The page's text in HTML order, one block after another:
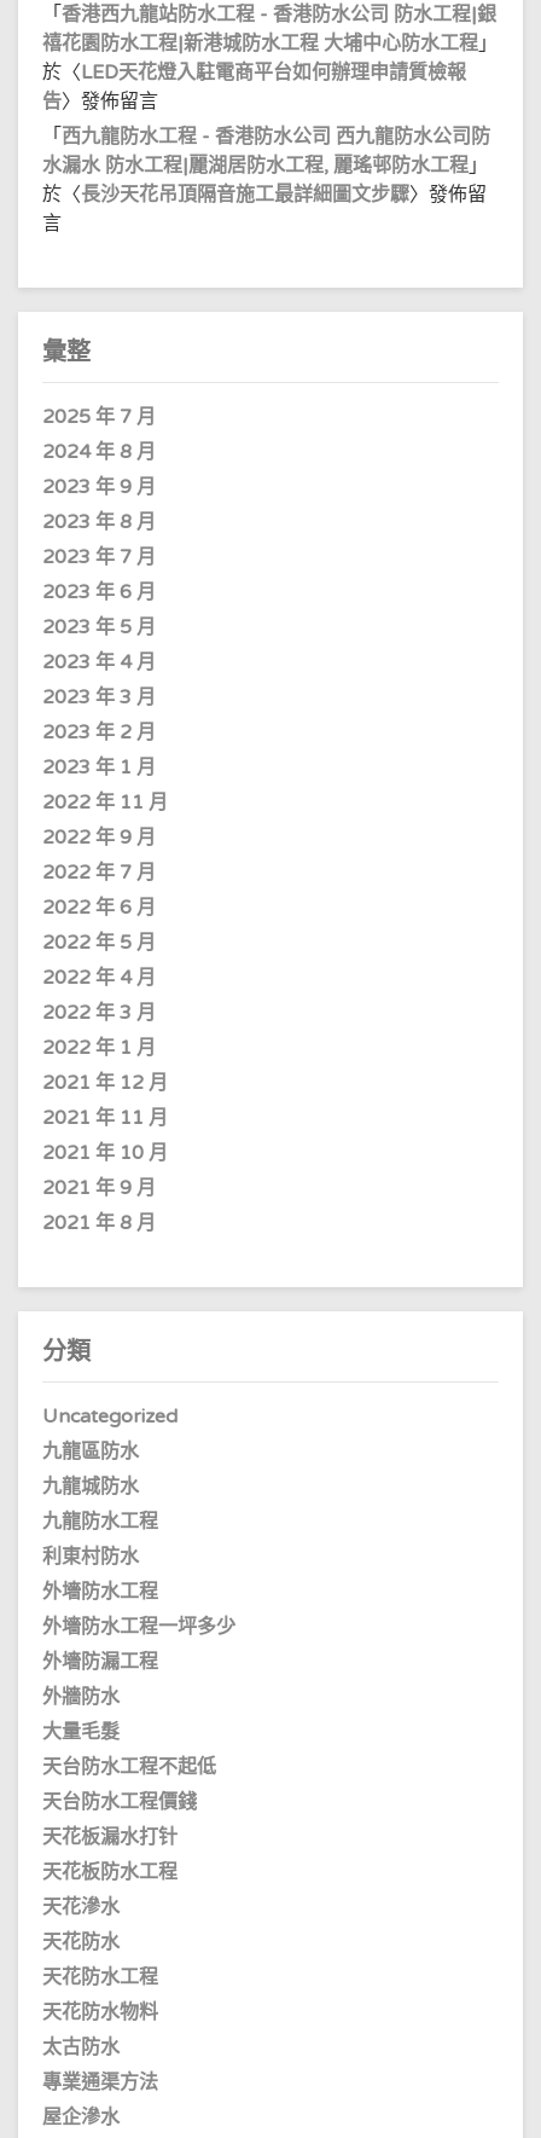
「 香港西九龍站防水工程 - 香港防水公司 防水工程|銀
禧花園防水工程|新港城防水工程 大埔中心防水工程 」
於〈LED天花燈入駐電商平台如何辦理申請質檢報
告〉發佈留言
「 西九龍防水工程 - 香港防水公司 西九龍防水公司防
水漏水 防水工程|麗湖居防水工程, 麗瑤邨防水工程 」
於〈長沙天花吊頂隔音施工最詳細圖文步驟〉發佈留
言
彙整
2025 年 7 月
2024 年 8 月
2023 年 9 月
2023 年 8 月
2023 年 7 月
2023 年 6 月
2023 年 5 月
2023 年 4 月
2023 年 3 月
2023 年 2 月
2023 年 1 月
2022 年 11 月
2022 年 9 月
2022 年 7 月
2022 年 6 月
2022 年 5 月
2022 年 4 月
2022 年 3 月
2022 年 1 月
2021 年 12 月
2021 年 11 月
2021 年 10 月
2021 年 9 月
2021 年 8 月
分類
Uncategorized
九龍區防水
九龍城防水
九龍防水工程
利東村防水
外墻防水工程
外墻防水工程一坪多少
外墻防漏工程
外牆防水
大量毛髮
天台防水工程不起低
天台防水工程價錢
天花板漏水打针
天花板防水工程
天花滲水
天花防水
天花防水工程
天花防水物料
太古防水
專業通渠方法
屋企滲水